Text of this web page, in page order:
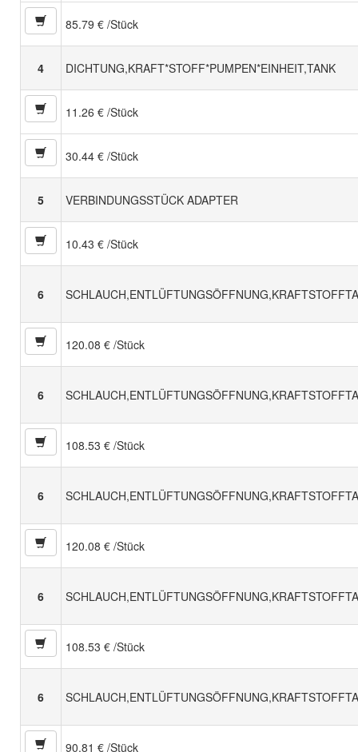
85.79 € /Stück
4 DICHTUNG,KRAFT*STOFF*PUMPEN*EINHEIT,TANK
11.26 € /Stück
30.44 € /Stück
5 VERBINDUNGSSTÜCK ADAPTER
10.43 € /Stück
6
120.08 € /Stück
6
108.53 € /Stück
6
120.08 € /Stück
6
108.53 € /Stück
6
90.81 € /Stück